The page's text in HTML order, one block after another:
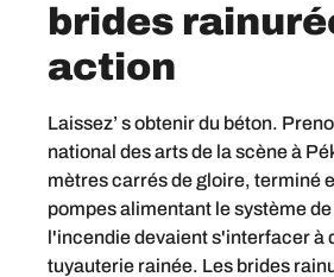
brides
action
Laissez’ s obtenir du béton.
national des arts de la scène à
mètres carrés de gloire, terminé
pompes alimentant le système
l'incendie devaient s'interfacer à
tuyauterie rainée. Les brides